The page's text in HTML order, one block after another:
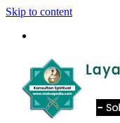
Skip to content